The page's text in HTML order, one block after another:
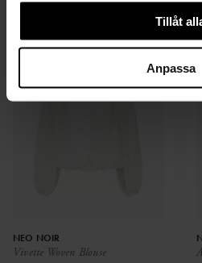
Tillåt
Anpassa
Vivette Woven Blouse
NEO NOIR